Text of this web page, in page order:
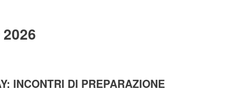
INCONTRI DI PREPARAZIONE